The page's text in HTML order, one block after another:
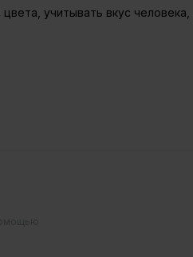
учитывать вкус